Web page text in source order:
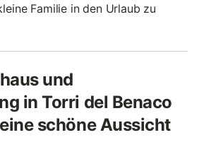
Familie in den Urlaub zu
und
in Torri del Benaco
schöne Aussicht